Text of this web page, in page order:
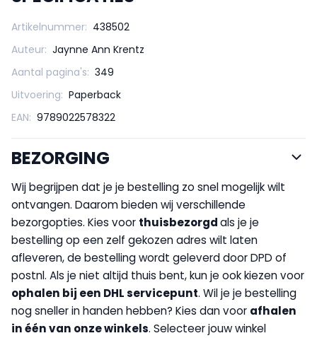
Artikelnummer: 438502
Auteur: Jaynne Ann Krentz
Aantal pagina's: 349
Uitvoering: Paperback
EAN: 9789022578322
BEZORGING
Wij begrijpen dat je je bestelling zo snel mogelijk wilt
ontvangen. Daarom bieden wij verschillende
bezorgopties. Kies voor thuisbezorgdals je je
bestelling op een zelf gekozen adres wilt laten
afleveren, de bestelling wordt geleverd door DPD of
postnl. Als je niet altijd thuis bent, kun je ook kiezen voor
ophalen bij een DHL servicepunt. Wil je je bestelling
nog sneller in handen hebben? Kies dan voor afhalen
in één van onze winkels. Selecteer jouw winkel